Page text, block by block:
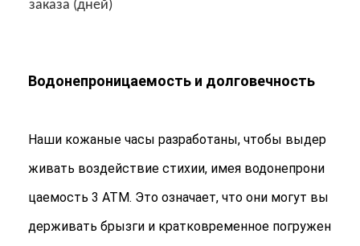
Контроль качества
Новости
Наручные часы кварца
заказа (дней)
Водонепроницаемость и долговечность
Наши кожаные часы разработаны, чтобы выдер
живать воздействие стихии, имея водонепрони
цаемость 3 АТМ. Это означает, что они могут вы
держивать брызги и кратковременное погружен